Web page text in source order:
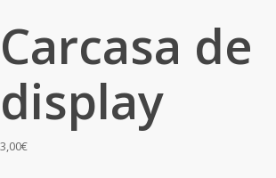
Carcasa de
display
3,00€